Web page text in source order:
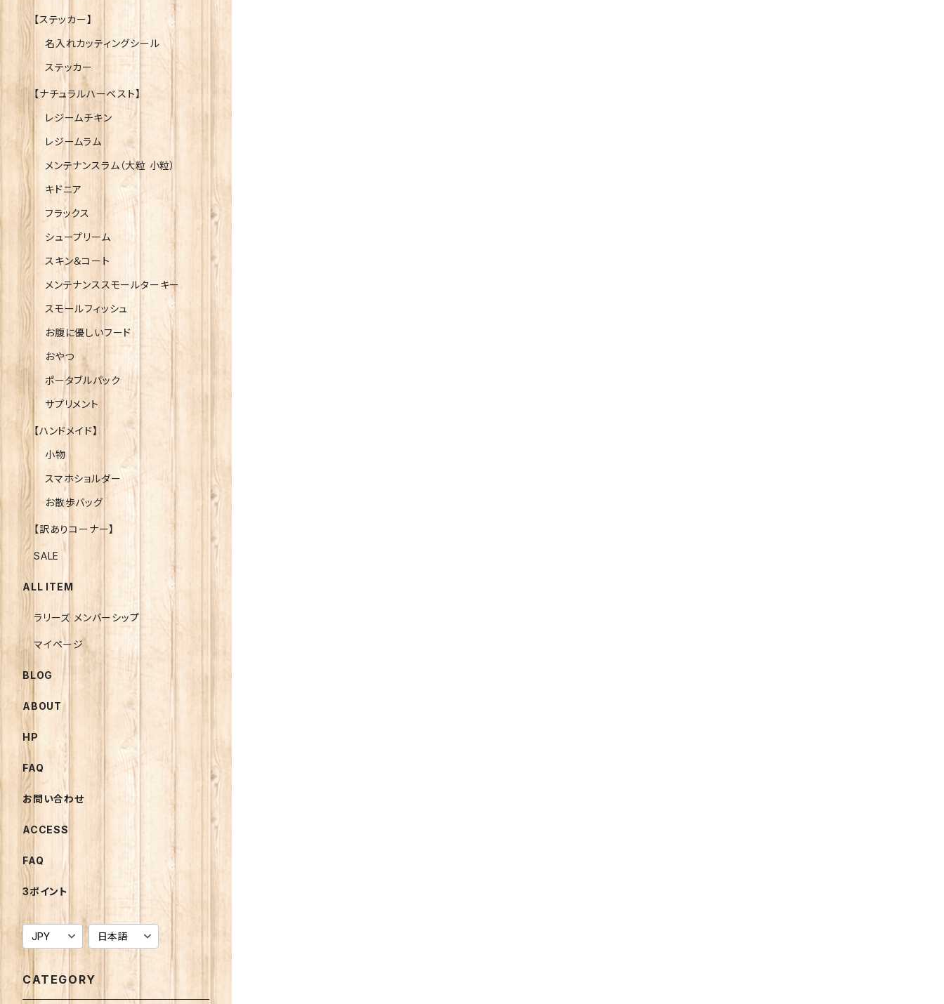
【ステッカー】
名入れカッティングシール
ステッカー
【ナチュラルハーベスト】
レジームチキン
レジームラム
メンテナンスラム（大粒 小粒）
キドニア
フラックス
シュープリーム
スキン＆コート
メンテナンススモールターキー
スモールフィッシュ
お腹に優しいフード
おやつ
ポータブルパック
サプリメント
【ハンドメイド】
小物
スマホショルダー
お散歩バッグ
【訳ありコーナー】
SALE
ALL ITEM
ラリーズ メンバーシップ
マイページ
BLOG
ABOUT
HP
FAQ
お問い合わせ
ACCESS
FAQ
3ポイント
CATEGORY